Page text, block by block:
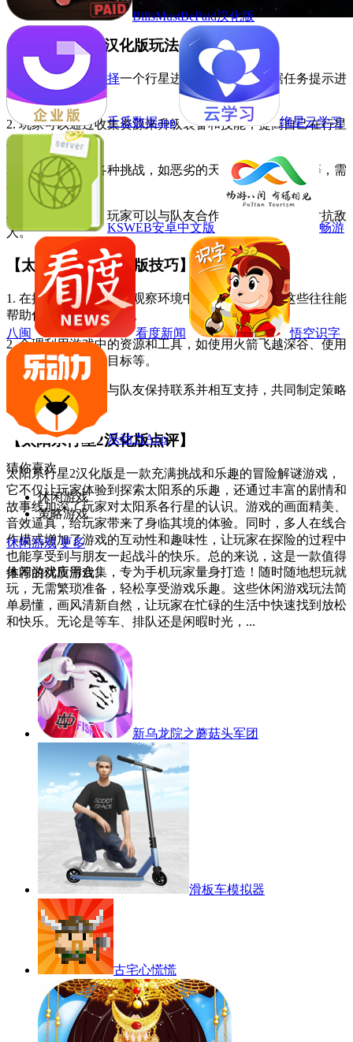
【太阳系行星2汉化版玩法】
1. 玩家首先需要 选择一个行星进行探索，然后根据任务提示进
行操作。
2. 玩家可以通过收集资源来升级装备和技能，提高自己在行星
上的
生存能力。
3. 玩家需要面对各种挑战，如恶劣的天气、野兽的攻击等，需
要灵活应对。
4. 在多人模式下，玩家可以与队友合作完成任务，共同对抗敌
人。
【太阳系行星2汉化版技巧】
1. 在探索过程中，注意观察环境中的线索和提示，这些往往能
帮助你更快地解开谜题。
2. 合理利用游戏中的资源和工具，如使用火箭飞越深谷、使用
望远镜观察远处的目标等。
3. 在多人模式下，与队友保持联系并相互支持，共同制定策略
和分工合作。
【太阳系行星2汉化版点评】
太阳系行星2汉化版是一款充满挑战和乐趣的冒险解谜游戏，
它不仅让玩家体验到探索太阳系的乐趣，还通过丰富的剧情和
故事线加深了玩家对太阳系各行星的认识。游戏的画面精美、
音效逼真，给玩家带来了身临其境的体验。同时，多人在线合
作模式增加了游戏的互动性和趣味性，让玩家在探险的过程中
也能享受到与朋友一起战斗的快乐。总的来说，这是一款值得
推荐的优质游戏。
BillsMustBePaid汉化版
千瓜数据app 绚星云学习
KSWEB安卓中文版 畅游
八闽 看度新闻 悟空识字
乐动力App
猜你喜欢
休闲游戏
策略游戏
休闲游戏 更多
休闲游戏应用合集，专为手机玩家量身打造！随时随地想玩就
玩，无需繁琐准备，轻松享受游戏乐趣。这些休闲游戏玩法简
单易懂，画风清新自然，让玩家在忙碌的生活中快速找到放松
和快乐。无论是等车、排队还是闲暇时光，...
新乌龙院之蘑菇头军团
滑板车模拟器
古宅心慌慌